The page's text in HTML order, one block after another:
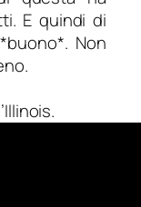
E quindi di
Non